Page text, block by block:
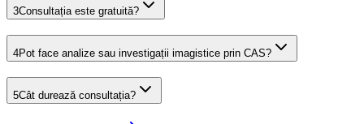
3Consultația este gratuită?
4Pot face analize sau investigații imagistice prin CAS?
5Cât durează consultația?